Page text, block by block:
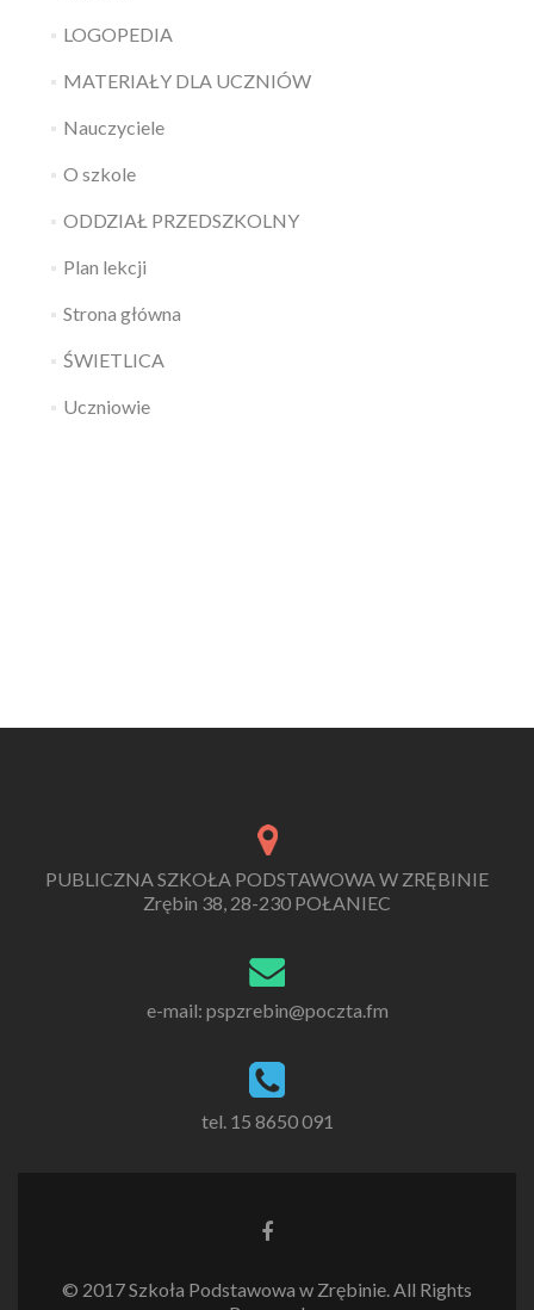
LOGOPEDIA
MATERIAŁY DLA UCZNIÓW
Nauczyciele
O szkole
ODDZIAŁ PRZEDSZKOLNY
Plan lekcji
Strona główna
ŚWIETLICA
Uczniowie
PUBLICZNA SZKOŁA PODSTAWOWA W ZRĘBINIE
Zrębin 38, 28-230 POŁANIEC
e-mail: pspzrebin@poczta.fm
tel. 15 8650 091
Link
© 2017 Szkoła Podstawowa w Zrębinie. All Rights